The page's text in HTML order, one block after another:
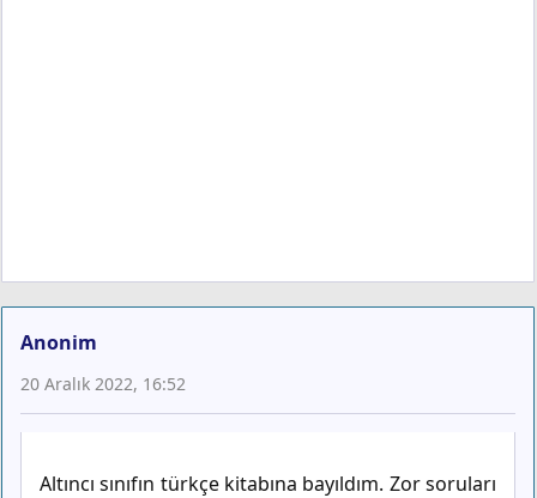
Anonim
20 Aralık 2022, 16:52
Altıncı sınıfın türkçe kitabına bayıldım. Zor soruları